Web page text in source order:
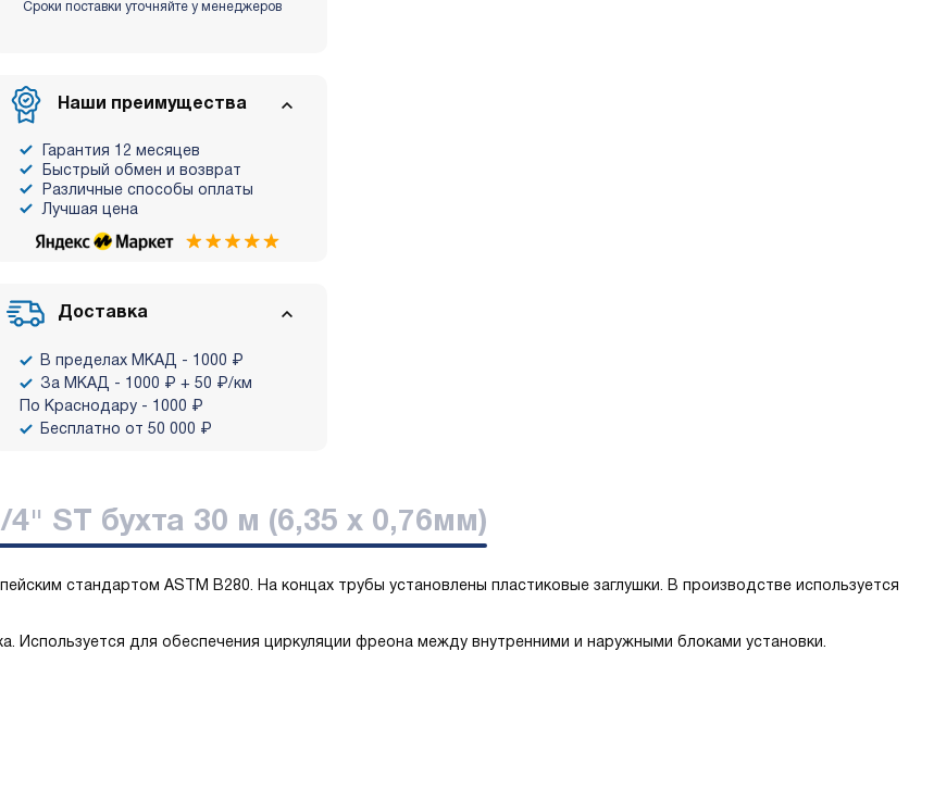
Сроки поставки уточняйте у менеджеров
Наши преимущества
Гарантия 12 месяцев
Быстрый обмен и возврат
Различные способы оплаты
Лучшая цена
Доставка
В пределах МКАД - 1000 ₽
За МКАД - 1000 ₽ + 50 ₽/км
По Краснодару - 1000 ₽
Бесплатно от 50 000 ₽
ST бухта 30 м (6,35 х 0,76мм)
стандартом ASTM B280. На концах трубы установлены пластиковые заглушки. В производстве используется
Используется для обеспечения циркуляции фреона между внутренними и наружными блоками установки.